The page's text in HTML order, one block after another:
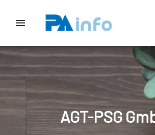
AGT-PSG